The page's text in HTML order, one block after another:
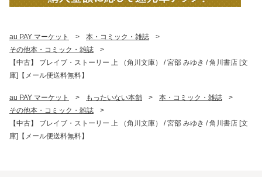
au PAY マーケット > 本・コミック・雑誌
>
その他本・コミック・雑誌
>
【中古】 ブレイブ・ストーリー 上 （角川文庫） / 宮部 みゆき / 角川書店 [文
庫]【メール便送料無料】
au PAY マーケット > もったいない本舗 > 本・コミック・雑誌
>
その他本・コミック・雑誌
>
【中古】 ブレイブ・ストーリー 上 （角川文庫） / 宮部 みゆき / 角川書店 [文
庫]【メール便送料無料】